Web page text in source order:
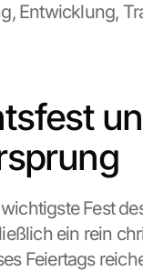
Entwicklung,
Fest
ein rein
Feiertags